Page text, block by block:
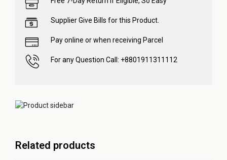
Supplier Give Bills for this Product.
Pay online or when receiving Parcel
For any Question Call: +8801911311112
Related products